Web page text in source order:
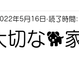
🐕家
年5月16日 読了時間